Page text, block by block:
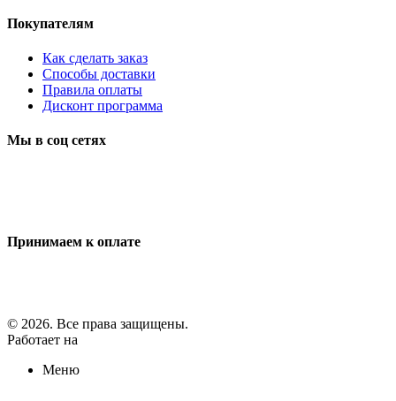
Покупателям
Как сделать заказ
Способы доставки
Правила оплаты
Дисконт программа
Мы в соц сетях
Принимаем к оплате
© 2026. Все права защищены.
Работает на
Меню